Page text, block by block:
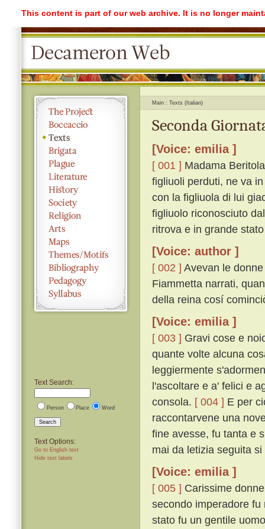
This content is part of our web archive. It is no longer
Text Search:
Person Place Word
Search
Text Options:
Go to English text
Hide text labels
Main Texts (Italian)
Seconda
[Voice: emilia ]
[ 001 ] Madama
figliuoli perduti, ne va
con la figliuola di lui
figliuolo riconosciuto
ritrova e in grande
[Voice: author ]
[ 002 ] Avevan le
Fiammetta narrati,
della reina cosí
[Voice: emilia ]
[ 003 ] Gravi cose e
quante volte alcuna
leggiermente
l'ascoltare e a' felici e
consola. [ 004 ] E per
raccontarvene una
fine avesse, fu tanta e
mai da letizia seguita
[Voice: emilia ]
[ 005 ] Carissime
secondo imperadore
stato fu un gentile